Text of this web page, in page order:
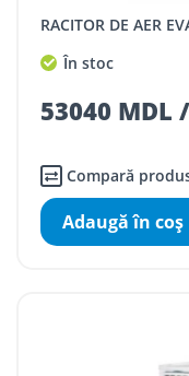
RACITOR DE AER
În stoc
53040 MDL
Compară
Adaugă în coş